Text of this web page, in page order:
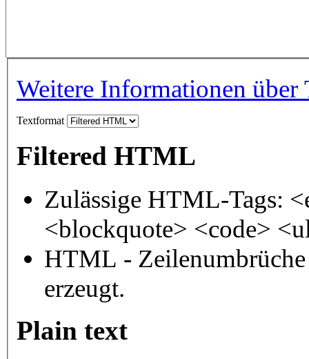
Weitere Informationen über
Textformat
Filtered HTML
Zulässige HTML-Tags:
<blockquote> <code>
HTML - Zeilenumbrüche
erzeugt.
Plain text